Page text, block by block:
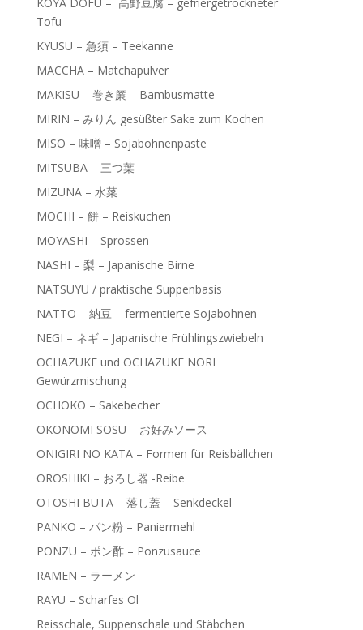
Tofu
KYUSU – 急須 – Teekanne
MACCHA – Matchapulver
MAKISU – 巻き簾 – Bambusmatte
MIRIN – みりん gesüßter Sake zum Kochen
MISO – 味噌 – Sojabohnenpaste
MITSUBA – 三つ葉
MIZUNA – 水菜
MOCHI – 餅 – Reiskuchen
MOYASHI – Sprossen
NASHI – 梨 – Japanische Birne
NATSUYU / praktische Suppenbasis
NATTO – 納豆 – fermentierte Sojabohnen
NEGI – ネギ – Japanische Frühlingszwiebeln
OCHAZUKE und OCHAZUKE NORI
Gewürzmischung
OCHOKO – Sakebecher
OKONOMI SOSU – お好みソース
ONIGIRI NO KATA – Formen für Reisbällchen
OROSHIKI – おろし器 -Reibe
OTOSHI BUTA – 落し蓋 – Senkdeckel
PANKO – パン粉 – Paniermehl
PONZU – ポン酢 – Ponzusauce
RAMEN – ラーメン
RAYU – Scharfes Öl
Reisschale, Suppenschale und Stäbchen